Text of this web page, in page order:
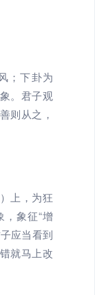
；下卦为
。君子观
则从之，
上，为狂
，象征“增
应当看到
就马上改